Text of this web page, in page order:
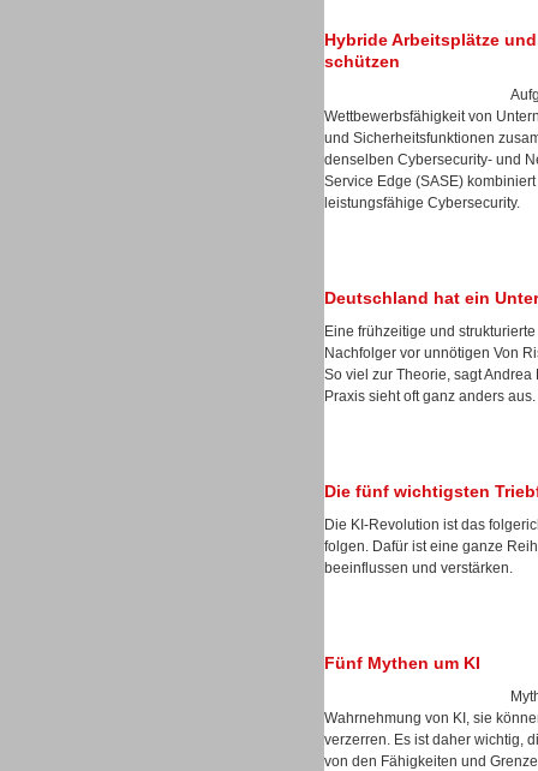
Hybride Arbeitsplätze
schützen
Wettbewerbsfähigkeit von
und Sicherheitsfunktionen
denselben Cybersecurity- und
Service Edge (SASE)
leistungsfähige Cybersecurity.
Deutschland hat ein
Eine frühzeitige und
Nachfolger vor unnötigen Von
So viel zur Theorie, sagt
Praxis sieht oft ganz anders aus.
Die fünf wichtigsten
Die KI-Revolution ist das
folgen. Dafür ist eine ganze
beeinflussen und verstärken.
Fünf Mythen um KI
Wahrnehmung von KI, sie
verzerren. Es ist daher wichtig,
von den Fähigkeiten und